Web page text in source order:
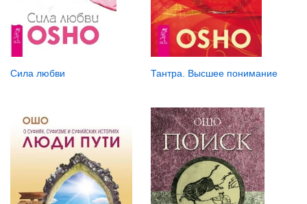
Сила любви Тантра. Высшее понимание